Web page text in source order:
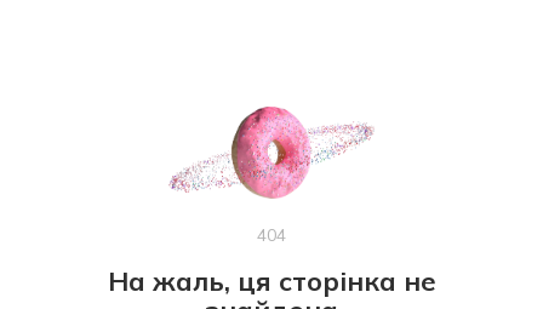
404
На жаль, ця сторінка не